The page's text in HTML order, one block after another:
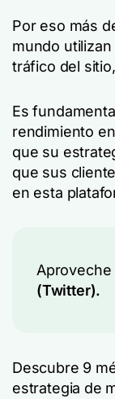
Por eso más
mundo
tráfico del
Es
rendimiento
que su
que sus
en esta
Aproveche
(Twitter).
Descubre 9
estrategia de